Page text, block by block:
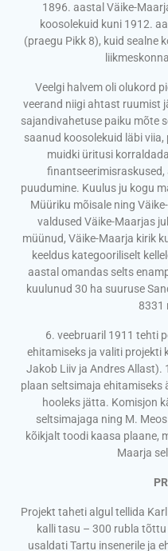
1896. aastal Väike-
koosolekuid kuni 1912.
(praegu Pikk 8), kuid sealne
Veelgi halvem oli olukord
veerand niigi ahtast ruumist
sajandivahetuse paiku mõte
saanud koosolekuid läbi
muidki üritusi
finantseerimisraskused,
puudumine. Kuulus ju kogu
Müüriku mõisale ning
valdused Väike-Maarjas
müünud, Väike-Maarja kirik
keeldus kategooriliselt
aastal omandas selts
kuulunud 30 ha suuruse
8331
6. veebruaril 1911 tehti
ehitamiseks ja valiti projekti
Jakob Liiv ja Andres Allast).
plaan seltsimaja ehitamiseks
hooleks jätta. Komisjon
seltsimajaga ning M.
kõikjalt toodi kaasa plaane,
Maarja
Projekt taheti algul tellida
kalli tasu – 300 rubla
usaldati Tartu insenerile ja